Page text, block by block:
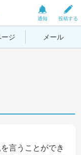
投稿する
通知
ジ メール
言うことができ